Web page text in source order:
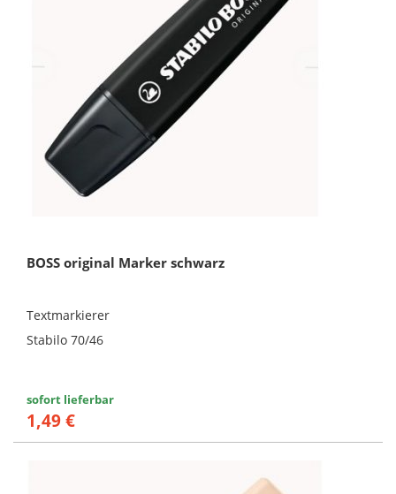
BOSS original Marker schwarz
Textmarkierer
Stabilo 70/46
sofort lieferbar
1,49 €